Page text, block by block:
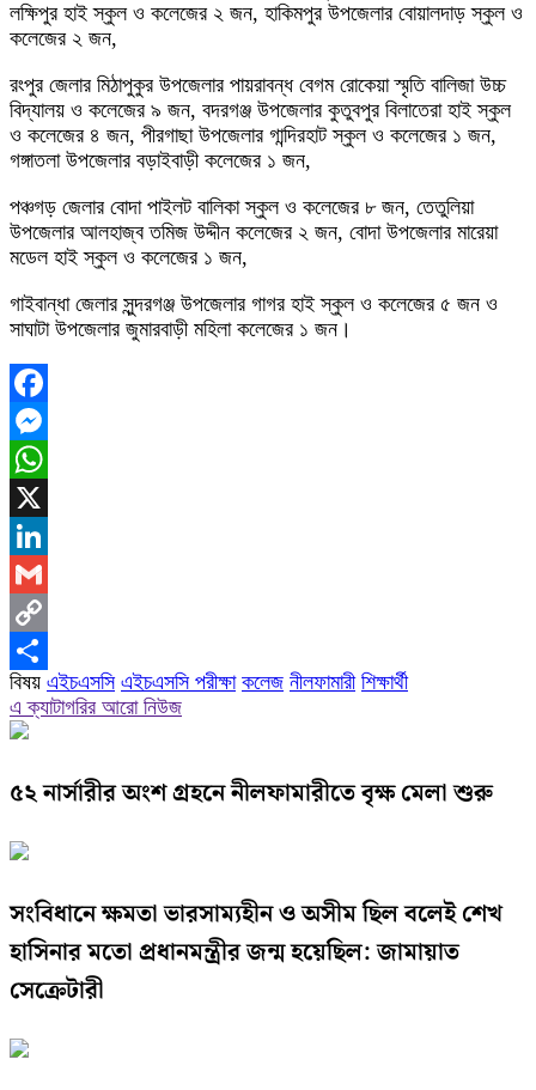
লক্ষিপুর হাই স্কুল ও কলেজের ২ জন, হাকিমপুর উপজেলার বোয়ালদাড় স্কুল ও
কলেজের ২ জন,
রংপুর জেলার মিঠাপুকুর উপজেলার পায়রাবন্ধ বেগম রোকেয়া স্মৃতি বালিজা উচ্চ
বিদ্যালয় ও কলেজের ৯ জন, বদরগঞ্জ উপজেলার কুতুবপুর বিলাতেরা হাই স্কুল
ও কলেজের ৪ জন, পীরগাছা উপজেলার গান্দিরহাট স্কুল ও কলেজের ১ জন,
গঙ্গাতলা উপজেলার বড়াইবাড়ী কলেজের ১ জন,
পঞ্চগড় জেলার বোদা পাইলট বালিকা স্কুল ও কলেজের ৮ জন, তেতুলিয়া
উপজেলার আলহাজ্ব তমিজ উদ্দীন কলেজের ২ জন, বোদা উপজেলার মারেয়া
মডেল হাই স্কুল ও কলেজের ১ জন,
গাইবান্ধা জেলার সুন্দরগঞ্জ উপজেলার গাগর হাই স্কুল ও কলেজের ৫ জন ও
সাঘাটা উপজেলার জুমারবাড়ী মহিলা কলেজের ১ জন।
Facebook
Messenger
WhatsApp
X
LinkedIn
Gmail
Copy
Link
Share
বিষয় এইচএসসি এইচএসসি পরীক্ষা কলেজ নীলফামারী শিক্ষার্থী
এ ক্যাটাগরির আরো নিউজ
৫২ নার্সারীর অংশ গ্রহনে নীলফামারীতে বৃক্ষ মেলা শুরু
সংবিধানে ক্ষমতা ভারসাম্যহীন ও অসীম ছিল বলেই শেখ
হাসিনার মতো প্রধানমন্ত্রীর জন্ম হয়েছিল: জামায়াত
সেক্রেটারী